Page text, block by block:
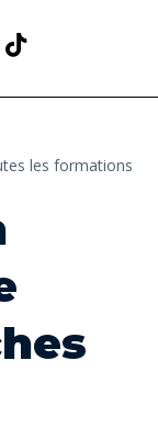
les formations